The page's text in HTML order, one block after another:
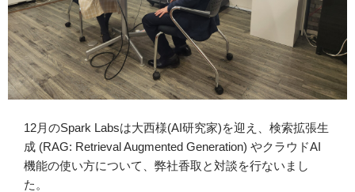
12月のSpark Labsは大西様(AI研究家)を迎え、検索拡張生
成 (RAG: Retrieval Augmented Generation) やクラウドAI
機能の使い方について、弊社香取と対談を行ないまし
た。